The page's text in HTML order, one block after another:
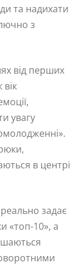
та надихати
з
від перших
увагу
в центрі
задає
«топ-10», а